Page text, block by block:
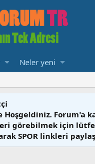
Neler yeni
Hoşgeldiniz. Forum'a
görebilmek için
SPOR linkleri